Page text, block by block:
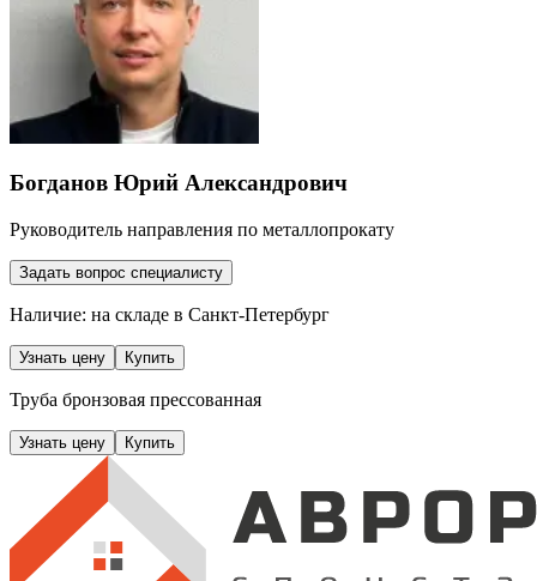
Богданов Юрий Александрович
Руководитель направления по металлопрокату
Задать вопрос специалисту
Наличие: на складе в Санкт-Петербург
Узнать цену Купить
Труба бронзовая прессованная
Узнать цену Купить